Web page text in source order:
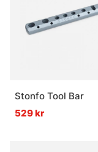
Stonfo Tool Bar
529 kr